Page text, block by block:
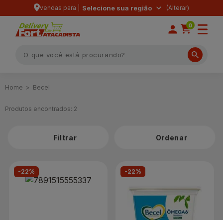
vendas para | Selecione sua região
0
Becel
Produtos encontrados: 2
Filtrar
-22% -22%